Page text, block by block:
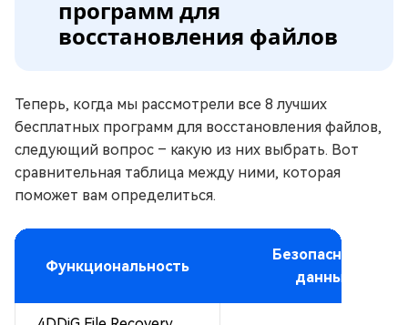
программ для
восстановления файлов
Теперь, когда мы рассмотрели все 8 лучших
бесплатных программ для восстановления файлов,
следующий вопрос – какую из них выбрать. Вот
сравнительная таблица между ними, которая
поможет вам определиться.
Функциональность
Безопасность
данных